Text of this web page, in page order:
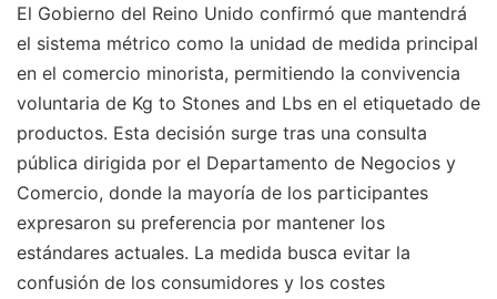
El Gobierno del Reino Unido confirmó que mantendrá
el sistema métrico como la unidad de medida principal
en el comercio minorista, permitiendo la convivencia
voluntaria de Kg to Stones and Lbs en el etiquetado de
productos. Esta decisión surge tras una consulta
pública dirigida por el Departamento de Negocios y
Comercio, donde la mayoría de los participantes
expresaron su preferencia por mantener los
estándares actuales. La medida busca evitar la
confusión de los consumidores y los costes